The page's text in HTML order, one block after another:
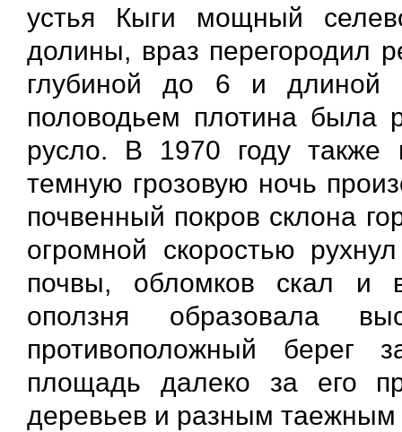
устья Кыги мощный
долины, враз перегородил
глубиной до 6 и длиной
половодьем плотина была
русло. В 1970 году
темную грозовую ночь
почвенный покров склона
огромной скоростью
почвы, обломков скал и
оползня образовала
противоположный берег
площадь далеко за его
деревьев и разным